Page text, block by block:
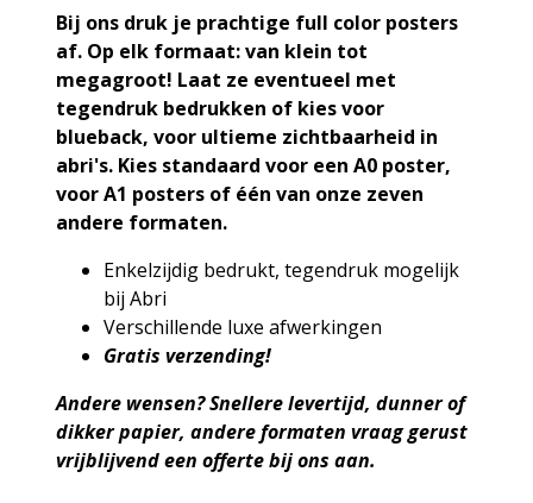
Bij ons druk je prachtige full color posters
af. Op elk formaat: van klein tot
megagroot! Laat ze eventueel met
tegendruk bedrukken of kies voor
blueback, voor ultieme zichtbaarheid in
abri's. Kies standaard voor een A0 poster,
voor A1 posters of één van onze zeven
andere formaten.
Enkelzijdig bedrukt, tegendruk mogelijk
bij Abri
Verschillende luxe afwerkingen
Gratis verzending!
Andere wensen?Snellere levertijd, dunner of
dikker papier, andere formaten vraag gerust
vrijblijvend een offerte bij ons aan.